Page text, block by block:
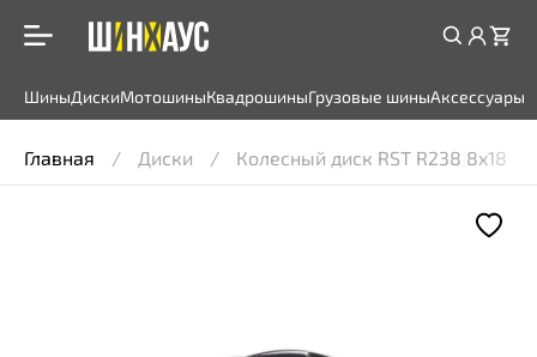
ШиныДискиМотошиныКвадрошиныГрузовые шиныАксессуары
Главная Диски Колесный диск RST R238 8x18